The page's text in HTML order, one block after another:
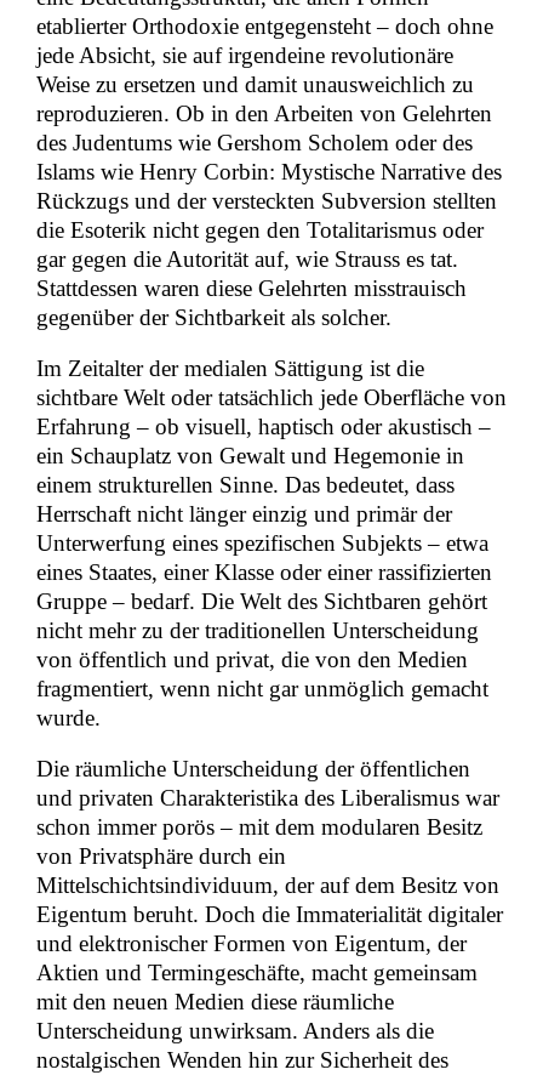
etablierter Orthodoxie entgegensteht – doch ohne
jede Absicht, sie auf irgendeine revolutionäre
Weise zu ersetzen und damit unausweichlich zu
reproduzieren. Ob in den Arbeiten von Gelehrten
des Judentums wie Gershom Scholem oder des
Islams wie Henry Corbin: Mystische Narrative des
Rückzugs und der versteckten Subversion stellten
die Esoterik nicht gegen den Totalitarismus oder
gar gegen die Autorität auf, wie Strauss es tat.
Stattdessen waren diese Gelehrten misstrauisch
gegenüber der Sichtbarkeit als solcher.
Im Zeitalter der medialen Sättigung ist die
sichtbare Welt oder tatsächlich jede Oberfläche von
Erfahrung – ob visuell, haptisch oder akustisch –
ein Schauplatz von Gewalt und Hegemonie in
einem strukturellen Sinne. Das bedeutet, dass
Herrschaft nicht länger einzig und primär der
Unterwerfung eines spezifischen Subjekts – etwa
eines Staates, einer Klasse oder einer rassifizierten
Gruppe – bedarf. Die Welt des Sichtbaren gehört
nicht mehr zu der traditionellen Unterscheidung
von öffentlich und privat, die von den Medien
fragmentiert, wenn nicht gar unmöglich gemacht
wurde.
Die räumliche Unterscheidung der öffentlichen
und privaten Charakteristika des Liberalismus war
schon immer porös – mit dem modularen Besitz
von Privatsphäre durch ein
Mittelschichtsindividuum, der auf dem Besitz von
Eigentum beruht. Doch die Immaterialität digitaler
und elektronischer Formen von Eigentum, der
Aktien und Termingeschäfte, macht gemeinsam
mit den neuen Medien diese räumliche
Unterscheidung unwirksam. Anders als die
nostalgischen Wenden hin zur Sicherheit des